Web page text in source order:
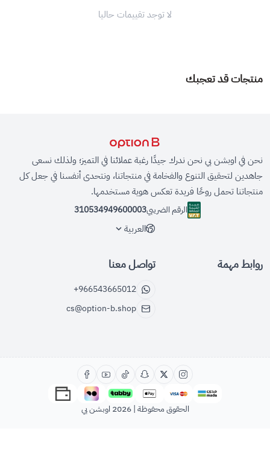
لا توجد تقييمات حاليا
منتجات قد تعجبك
نحن في اوبشن بي نحن ندرك جيدًا رغبة عملائنا في التميز؛ ولذلك نسعى
جاهدين لتحقيق التنوع والفخامة في منتجاتنا، ونتحدى أنفسنا في جعل كل
منتجاتنا تحمل روحًا فريدة تعكس هوية مستخدمها.
الرقم الضريبي310534949600003
العربية
روابط مهمة تواصل معنا
+966543665012
cs@option-b.shop
الحقوق محفوظة | 2026 اوبشن بي